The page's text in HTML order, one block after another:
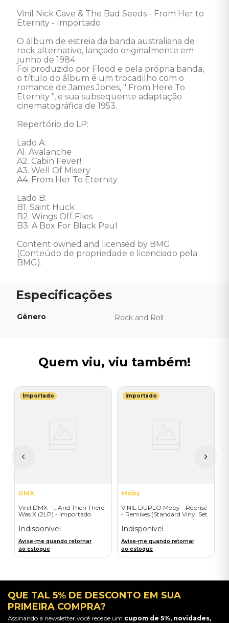
Vinil Nick Cave & The Bad Seeds - From Her to
Eternity - Importado
O álbum de estreia da banda australiana de
rock alternativo, lançado originalmente em
junho de 1984.
Foi produzido por Flood e pela própria banda,
o título do álbum é um trocadilho com o
romance de James Jones, " From Here To
Eternity ", e sua subsequente adaptação
cinematográfica de 1953.
Repertório do LP:
Lado A:
A1. Avalanche
A2. Cabin Fever!
A3. Well Of Misery
A4. From Her To Eternity
Lado B:
B1. Saint Huck
B2. Wings Off Flies
B3. A Box For Black Paul
Content owned and licensed by BMG
(Conteúdo de propriedade e licenciado pela
BMG).
Gênero Rock and Roll
Quem viu, viu também!
Importado
DMX
Vinil DMX - ...And Then There
Was X (2LP) - Importado
Indisponível
Avise-me quando retornar
ao estoque
Importado
Moby
VINIL DUPLO Moby - Reprise
- Remixes (Standard Vinyl Set
Indisponível
Avise-me quando retornar
ao estoque
QUE TAL 5% DE DESCONTO EM SUA
PRIMEIRA COMPRA?
Assinando a newsletter você recebe um cupom de 5%, novidades,